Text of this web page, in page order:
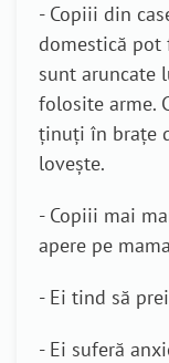
- Copiii din
domestică
sunt aruncate
folosite arme.
ținuți în brațe
lovește.
- Copiii mai
apere pe
- Ei tind să
- Ei suferă